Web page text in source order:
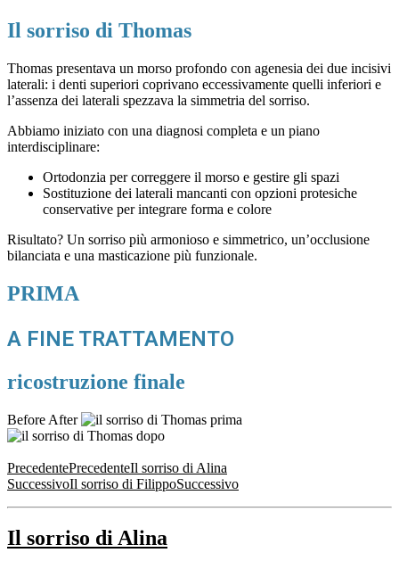
Il sorriso di Thomas
Thomas presentava un morso profondo con agenesia dei due incisivi
laterali: i denti superiori coprivano eccessivamente quelli inferiori e
l’assenza dei laterali spezzava la simmetria del sorriso.
Abbiamo iniziato con una diagnosi completa e un piano
interdisciplinare:
Ortodonzia per correggere il morso e gestire gli spazi
Sostituzione dei laterali mancanti con opzioni protesiche
conservative per integrare forma e colore
Risultato? Un sorriso più armonioso e simmetrico, un’occlusione
bilanciata e una masticazione più funzionale.
PRIMA
A FINE TRATTAMENTO
ricostruzione finale
Before After
PrecedentePrecedenteIl sorriso di Alina
SuccessivoIl sorriso di FilippoSuccessivo
Il sorriso di Alina